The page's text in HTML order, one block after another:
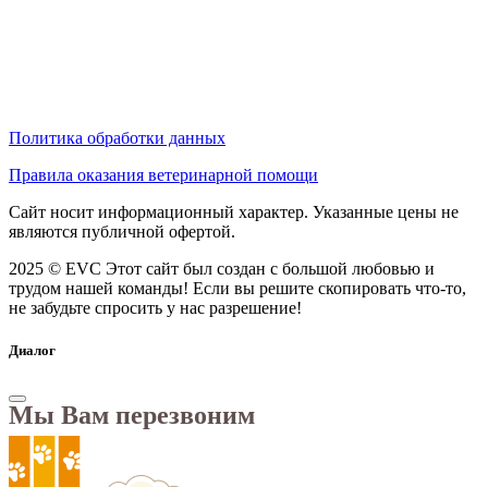
Политика обработки данных
Правила оказания ветеринарной помощи
Сайт носит информационный характер. Указанные цены не
являются публичной офертой.
2025 © EVC Этот сайт был создан с большой любовью и
трудом нашей команды! Если вы решите скопировать что-то,
не забудьте спросить у нас разрешение!
Диалог
Мы Вам перезвоним